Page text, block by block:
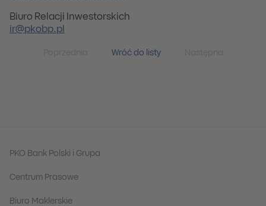
Biuro Relacji Inwestorskich
ir@pkobp.pl
Wróć do listy
PKO Bank Polski i Grupa
Centrum Prasowe
Biuro Maklerskie